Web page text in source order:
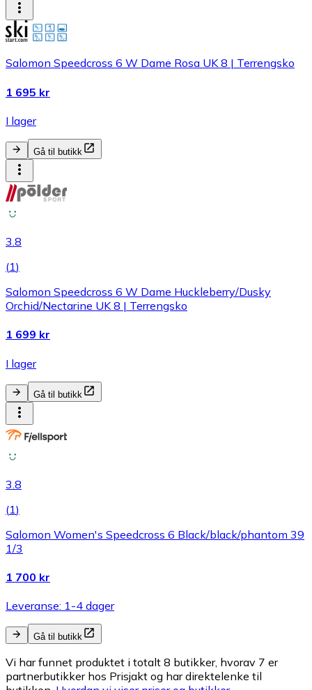
Salomon Speedcross 6 W Dame Rosa UK 8 | Terrengsko
1 695 kr
I lager
Gå til butikk
3.8
(1)
Salomon Speedcross 6 W Dame Huckleberry/Dusky
Orchid/Nectarine UK 8 | Terrengsko
1 699 kr
I lager
Gå til butikk
3.8
(1)
Salomon Women's Speedcross 6 Black/black/phantom 39
1/3
1 700 kr
Leveranse: 1-4 dager
Gå til butikk
Vi har funnet produktet i totalt 8 butikker, hvorav 7 er
partnerbutikker hos Prisjakt og har direktelenke til